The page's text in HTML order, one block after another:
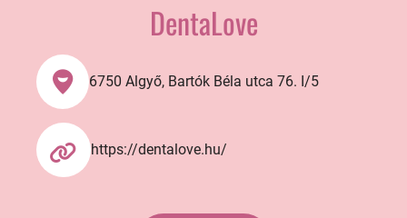
DentaLove
6750 Algyő, Bartók Béla utca 76. I/5
https://dentalove.hu/